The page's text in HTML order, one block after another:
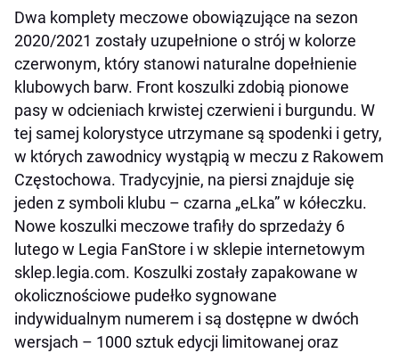
Dwa komplety meczowe obowiązujące na sezon
2020/2021 zostały uzupełnione o strój w kolorze
czerwonym, który stanowi naturalne dopełnienie
klubowych barw. Front koszulki zdobią pionowe
pasy w odcieniach krwistej czerwieni i burgundu. W
tej samej kolorystyce utrzymane są spodenki i getry,
w których zawodnicy wystąpią w meczu z Rakowem
Częstochowa. Tradycyjnie, na piersi znajduje się
jeden z symboli klubu – czarna „eLka” w kółeczku.
Nowe koszulki meczowe trafiły do sprzedaży 6
lutego w Legia FanStore i w sklepie internetowym
sklep.legia.com. Koszulki zostały zapakowane w
okolicznościowe pudełko sygnowane
indywidualnym numerem i są dostępne w dwóch
wersjach – 1000 sztuk edycji limitowanej oraz